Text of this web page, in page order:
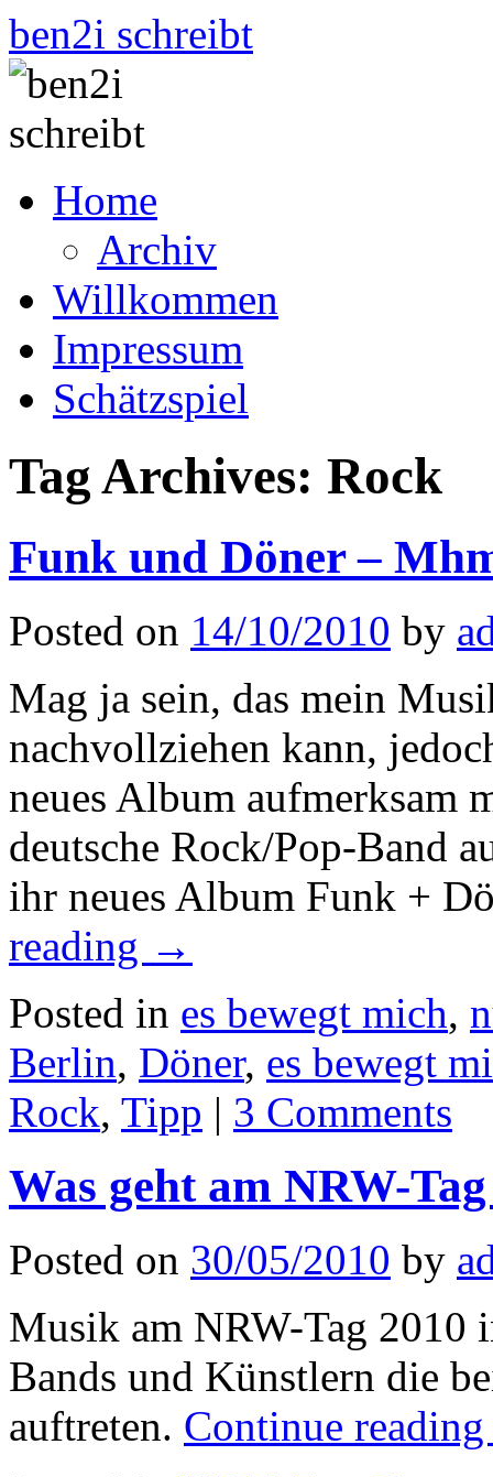
ben2i schreibt
to
contentHome
Archiv
Willkommen
Impressum
Schätzspiel
Tag Archives: Rock
Funk und Döner –
Posted on 14/10/2010 by
Mag ja sein, das mein
nachvollziehen kann,
neues Album aufmerksam
deutsche Rock/Pop-Band
ihr neues Album Funk +
reading →
Posted in es bewegt mich,
Berlin, Döner, es bewegt
Rock, Tipp | 3 Comments
Was geht am NRW-
Posted on 30/05/2010 by
Musik am NRW-Tag 2010
Bands und Künstlern die
auftreten. Continue